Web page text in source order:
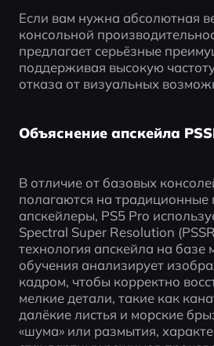
Если вам нужна абсолютная
консольной
предлагает серьёзные
поддерживая высокую
отказа от визуальных
Объяснение апскейла
В отличие от базовых
полагаются на традиционные
апскейлеры, PS5 Pro
Spectral Super Resolution
технология апскейла на базе
обучения анализирует
кадром, чтобы корректно
мелкие детали, такие как
далёкие листья и морские
«шума» или размытия,